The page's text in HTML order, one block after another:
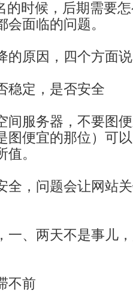
的时候，后期需要
面临的问题。
的原因，四个方面
稳定，是否安全
间服务器，不要图
图便宜的那位）可
。
全，问题会让网站
一、两天不是事儿
不前